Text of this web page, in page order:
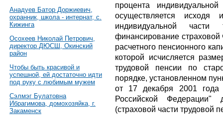
Анадуев Батор Доржиевич,
охранник, школа - интернат, с.
Кижинга
Осохеев Николай Петрович,
директор ДЮСШ, Окинский
район
Чтобы быть красивой и
успешной, ей достаточно идти
под руку с любимым мужем
Сэлмэг Булатовна
Ибрагимова, домохозяйка, г.
Закаменск
процента
осуществляется исходя
индивидуальной
финансирование страховой
расчетного пенсионного
которой исчисляется
трудовой пенсии по
порядке, установленном
от 17 декабря 2001
Российской Федерации"
(страховой части трудовой